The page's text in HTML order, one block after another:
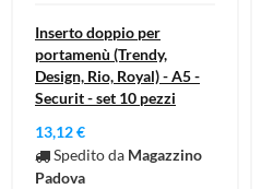
Inserto doppio per
portamenù (Trendy,
Design, Rio, Royal) - A5 -
Securit - set 10 pezzi
13,12 €
Spedito da Magazzino
Padova